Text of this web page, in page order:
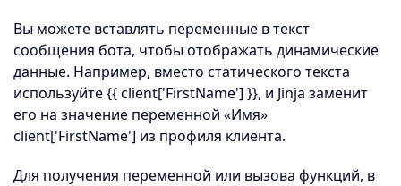
Вы можете вставлять переменные в текст
сообщения бота, чтобы отображать динамические
данные. Например, вместо статического текста
используйте {{ client['FirstName'] }}, и Jinja заменит
его на значение переменной «Имя»
client['FirstName'] из профиля клиента.
Для получения переменной или вызова функций, в